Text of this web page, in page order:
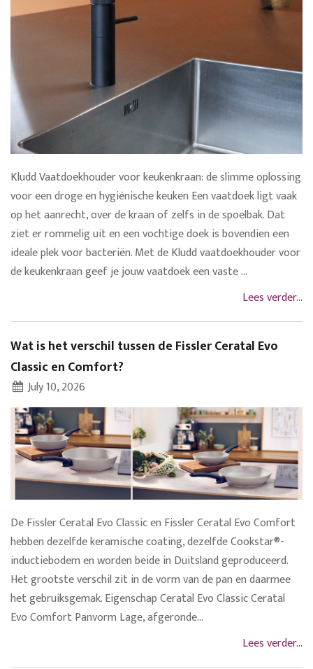
Kludd Vaatdoekhouder voor keukenkraan: de slimme oplossing
voor een droge en hygiënische keuken Een vaatdoek ligt vaak
op het aanrecht, over de kraan of zelfs in de spoelbak. Dat
ziet er rommelig uit en een vochtige doek is bovendien een
ideale plek voor bacteriën. Met de Kludd vaatdoekhouder voor
de keukenkraan geef je jouw vaatdoek een vaste ...
Lees verder...
Wat is het verschil tussen de Fissler Ceratal Evo
Classic en Comfort?
July 10, 2026
De Fissler Ceratal Evo Classic en Fissler Ceratal Evo Comfort
hebben dezelfde keramische coating, dezelfde Cookstar®-
inductiebodem en worden beide in Duitsland geproduceerd.
Het grootste verschil zit in de vorm van de pan en daarmee
het gebruiksgemak. Eigenschap Ceratal Evo Classic Ceratal
Evo Comfort Panvorm Lage, afgeronde...
Lees verder...